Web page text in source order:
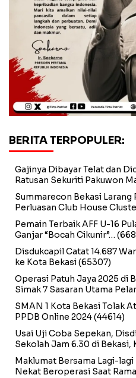
BERITA TERPOPULER:
Gajinya Dibayar Telat dan
Ratusan Sekuriti Pakuwon
Summarecon Bekasi
Perluasan Club House
Pemain Terbaik AFF U-16
Ganjar “Bocah Cikunir”…
Disdukcapil Catat 14.687
ke Kota Bekasi(65307)
Operasi Patuh Jaya 2025 di
Simak 7 Sasaran Utama
SMAN 1 Kota Bekasi Tolak
PPDB Online 2024(44614)
Usai Uji Coba Sepekan,
Sekolah Jam 6.30 di Bekasi,
Maklumat Bersama Lagi-
Nekat Beroperasi Saat